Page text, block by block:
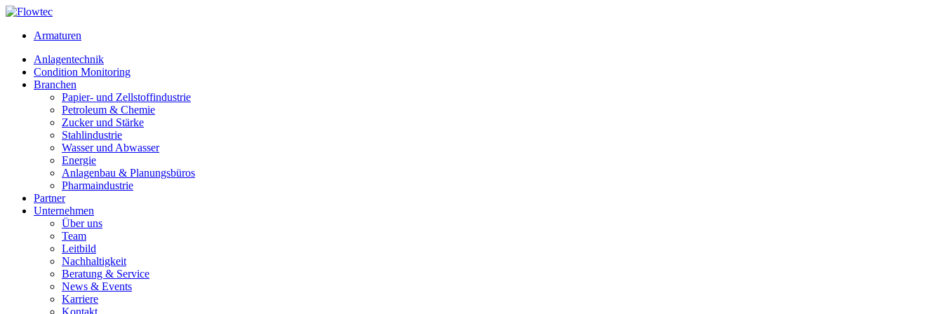
Skip
contentArmaturen
Anlagentechnik
Condition Monitoring
Branchen
Papier- und Zellstoffindustrie
Petroleum & Chemie
Zucker und Stärke
Stahlindustrie
Wasser und Abwasser
Energie
Anlagenbau & Planungsbüros
Pharmaindustrie
Partner
Unternehmen
Über uns
Team
Leitbild
Nachhaltigkeit
Beratung & Service
News & Events
Karriere
Kontakt